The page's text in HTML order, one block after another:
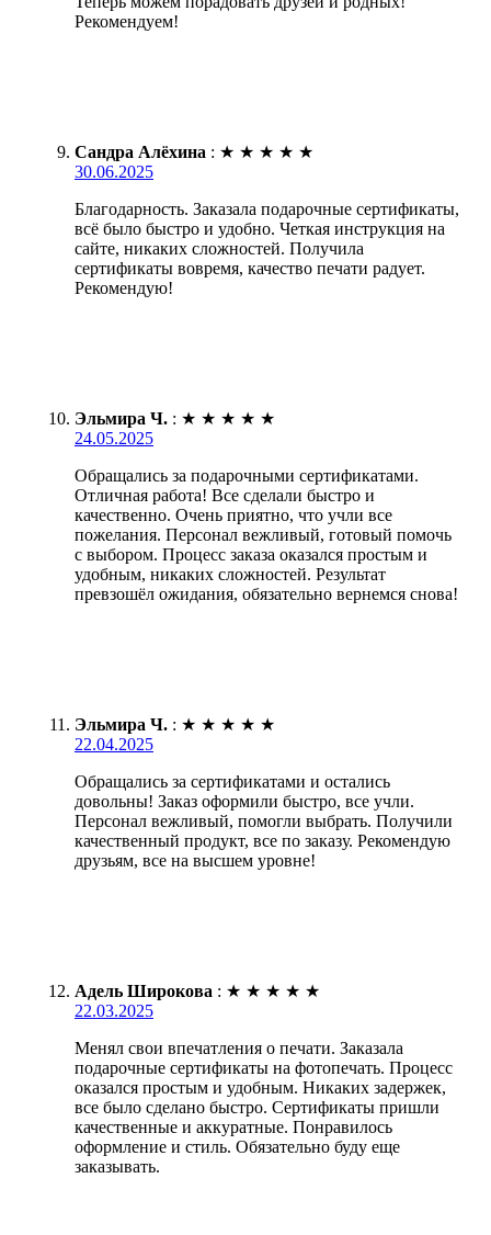
Рекомендуем!
Сандра Алёхина : ★ ★ ★ ★ ★
30.06.2025
Благодарность. Заказала подарочные сертификаты,
всё было быстро и удобно. Четкая инструкция на
сайте, никаких сложностей. Получила
сертификаты вовремя, качество печати радует.
Рекомендую!
Эльмира Ч. : ★ ★ ★ ★ ★
24.05.2025
Обращались за подарочными сертификатами.
Отличная работа! Все сделали быстро и
качественно. Очень приятно, что учли все
пожелания. Персонал вежливый, готовый помочь
с выбором. Процесс заказа оказался простым и
удобным, никаких сложностей. Результат
превзошёл ожидания, обязательно вернемся снова!
Эльмира Ч. : ★ ★ ★ ★ ★
22.04.2025
Обращались за сертификатами и остались
довольны! Заказ оформили быстро, все учли.
Персонал вежливый, помогли выбрать. Получили
качественный продукт, все по заказу. Рекомендую
друзьям, все на высшем уровне!
Адель Широкова : ★ ★ ★ ★ ★
22.03.2025
Менял свои впечатления о печати. Заказала
подарочные сертификаты на фотопечать. Процесс
оказался простым и удобным. Никаких задержек,
все было сделано быстро. Сертификаты пришли
качественные и аккуратные. Понравилось
оформление и стиль. Обязательно буду еще
заказывать.